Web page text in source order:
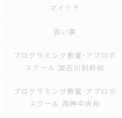
マイクラ
習い事
プログラミング教室-アプロボ
スクール 加古川別府校
プログラミング教室-アプロボ
スクール 西神中央校